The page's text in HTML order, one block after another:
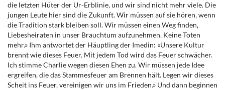
die letzten Hüter der Ur-Erblinie, und wir sind nicht mehr viele. Die
jungen Leute hier sind die Zukunft. Wir müssen auf sie hören, wenn
die Tradition stark bleiben soll. Wir müssen einen Weg finden,
Liebesheiraten in unser Brauchtum aufzunehmen. Keine Toten
mehr.» Ihm antwortet der Häuptling der Imedin: «Unsere Kultur
brennt wie dieses Feuer. Mit jedem Tod wird das Feuer schwächer.
Ich stimme Charlie wegen diesen Ehen zu. Wir müssen jede Idee
ergreifen, die das Stammesfeuer am Brennen hält. Legen wir dieses
Scheit ins Feuer, vereinigen wir uns im Frieden.» Und dann beginnen